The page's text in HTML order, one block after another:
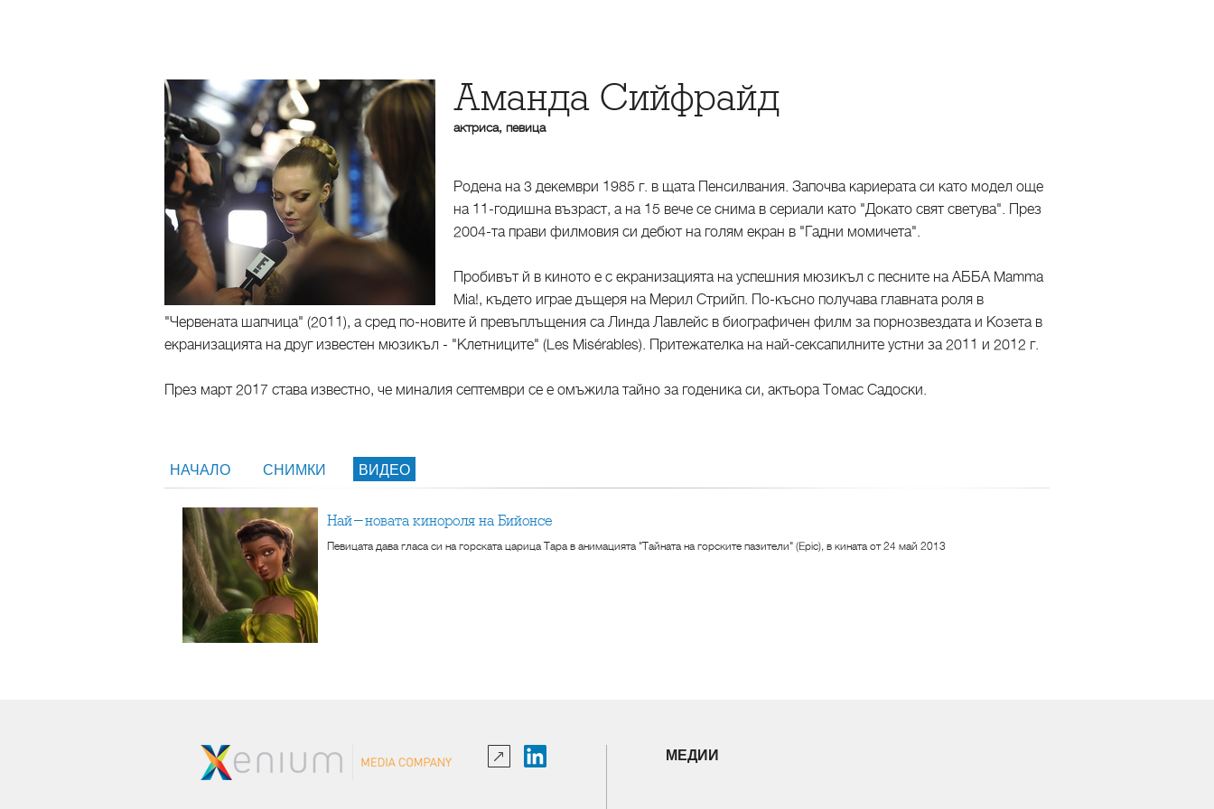
Аманда Сийфрайд
актриса, певица
Родена на 3 декември 1985 г. в щата Пенсилвания. Започва кариерата си като модел още
на 11-годишна възраст, а на 15 вече се снима в сериали като "Докато свят светува". През
2004-та прави филмовия си дебют на голям екран в "Гадни момичета".
Пробивът й в киното е с екранизацията на успешния мюзикъл с песните на АББА Mamma
Mia!, където играе дъщеря на Мерил Стрийп. По-късно получава главната роля в
"Червената шапчица" (2011), а сред по-новите й превъплъщения са Линда Лавлейс в биографичен филм за порнозвездата и Козета в
екранизацията на друг известен мюзикъл - "Клетниците" (Les Misérables). Притежателка на най-сексапилните устни за 2011 и 2012 г.
През март 2017 става известно, че миналия септември се е омъжила тайно за годеника си, актьора Томас Садоски.
НАЧАЛО СНИМКИ ВИДЕО
Най-новата кинороля на Бийонсе
Певицата дава гласа си на горската царица Тара в анимацията "Тайната на горските пазители" (Epic), в кината от 24 май 2013
МЕДИИ